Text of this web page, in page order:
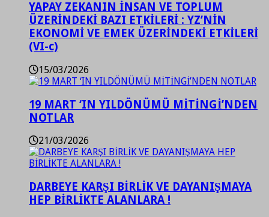
YAPAY ZEKANIN İNSAN VE TOPLUM
ÜZERİNDEKİ BAZI ETKİLERİ : YZ’NİN
EKONOMİ VE EMEK ÜZERİNDEKİ ETKİLERİ
(VI-c)
15/03/2026
19 MART ‘IN YILDÖNÜMÜ MİTİNGİ’NDEN
NOTLAR
21/03/2026
DARBEYE KARŞI BİRLİK VE DAYANIŞMAYA
HEP BİRLİKTE ALANLARA !